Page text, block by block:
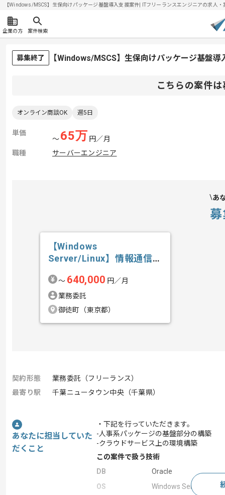
【Windows/MSCS】生保向けパッケージ基盤導入支援案件| ITフリーランスエンジニアの求人
企業の方 案件検索
募集終了 【Windows/MSCS】生保向けパッケージ基盤
こちらの案件
オンライン商談OK 週5日
単価
〜65万 円／月
職種
サーバーエンジニア
あ
【Windows
Server/Linux】情報通信業
〜 640,000 円／月
業務委託
御徒町（東京都）
契約形態
業務委託（フリーランス）
最寄り駅
千葉ニュータウン中央（千葉県）
あなたに担当していた
だくこと
・下記を行っていただきます。
-人事系パッケージの基盤部分の構築
-クラウドサービス上の環境構築
この案件で扱う技術
DB
Oracle
OS
Windows Server